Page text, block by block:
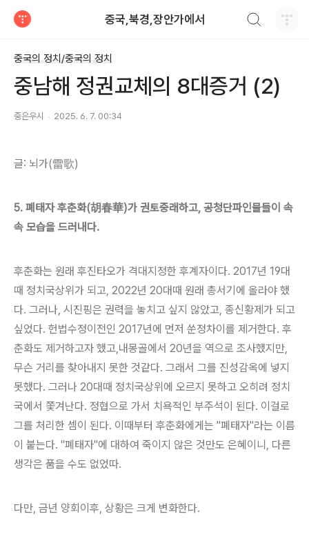
중국,북경,장안가에서
중국의 정치/중국의 정치
중남해 정권교체의 8대증거 (2)
중은우시 2025. 6. 7. 00:34
글: 뇌가(雷歌)
5. 폐태자 후춘화(胡春華)가 권토중래하고, 공청단파인물들이 속
속 모습을 드러내다.
후춘화는 원래 후진타오가 격대지정한 후계자이다. 2017년 19대
때 정치국상위가 되고, 2022년 20대때 원래 총서기에 올라야 했
다. 그러나, 시진핑은 권력을 놓치고 싶지 않았고, 종신황제가 되고
싶었다. 헌법수정이전인 2017년에 먼저 쑨정차이를 제거한다. 후
춘화도 제거하고자 했고,내몽골에서 20년을 역으로 조사했지만,
무슨 거리를 찾아내지 못한 것같다. 그래서 그를 진성감옥에 넣지
못했다. 그러나 20대때 정치국상위에 오르지 못하고 오히려 정치
국에서 쫓겨난다. 정협으로 가서 치욕적인 부주석이 된다. 이걸로
그를 처리한 셈이 된다. 이때부터 후춘화에게는 "폐태자"라는 이름
이 붙는다. "폐태자"에 대하여 죽이지 않은 것만도 은혜이니, 다른
생각은 품을 수도 없었따.
다만, 금년 양회이후, 상황은 크게 변화한다.